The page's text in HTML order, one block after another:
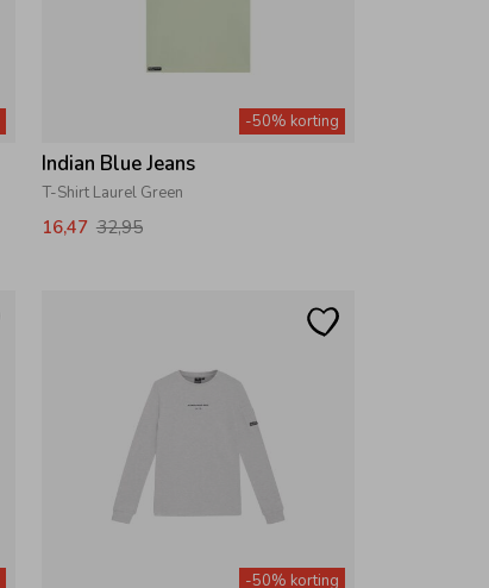
-50% korting
Indian Blue Jeans
T-Shirt Laurel Green
16,47 32,95
-50% korting